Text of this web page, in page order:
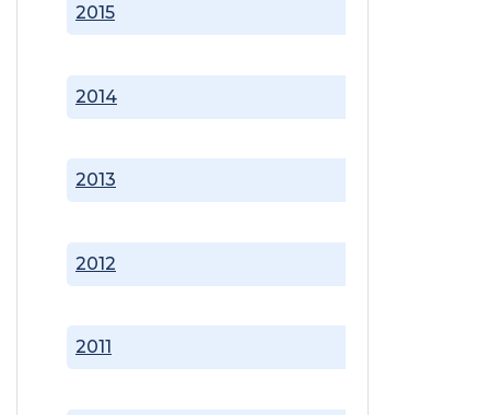
2011
2012
2013
2014
2015